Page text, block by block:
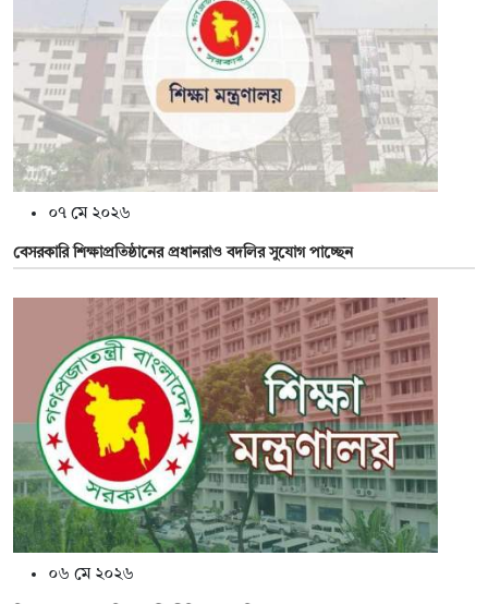
০৭ মে ২০২৬
বেসরকারি শিক্ষাপ্রতিষ্ঠানের প্রধানরাও বদলির সুযোগ পাচ্ছেন
০৬ মে ২০২৬